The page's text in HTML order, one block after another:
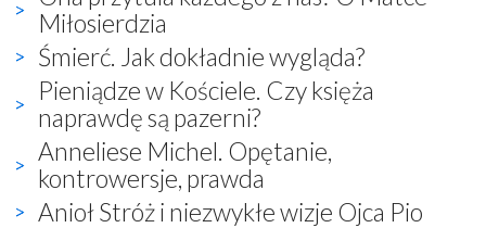
Miłosierdzia
Śmierć. Jak dokładnie wygląda?
Pieniądze w Kościele. Czy księża
naprawdę są pazerni?
Anneliese Michel. Opętanie,
kontrowersje, prawda
Anioł Stróż i niezwykłe wizje Ojca Pio